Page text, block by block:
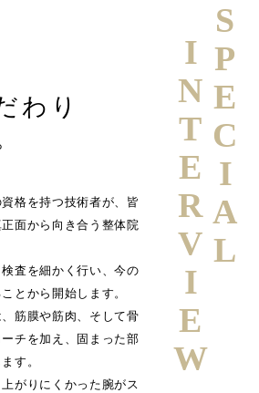
わり
格を持つ技術者が、皆
面から向き合う整体院
査を細かく行い、今の
とから開始します。
筋膜や筋肉、そして骨
チを加え、固まった部
す。
がりにくかった腕がス
SPECIAL
INTERVIEW